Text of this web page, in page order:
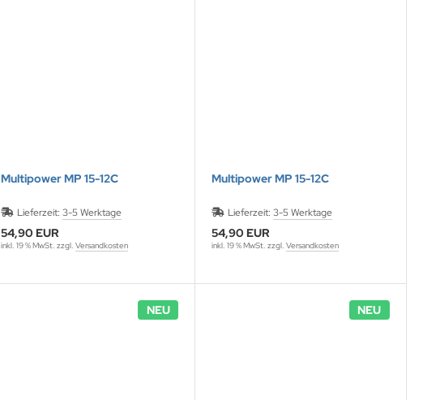
Multipower MP 15-12C
Lieferzeit: 3-5 Werktage
54,90 EUR
inkl. 19 % MwSt. zzgl. Versandkosten
Multipower MP 15-12C
Lieferzeit:3-5 Werktage
54,90 EUR
inkl. 19 % MwSt. zzgl.Versandkosten
NEU NEU